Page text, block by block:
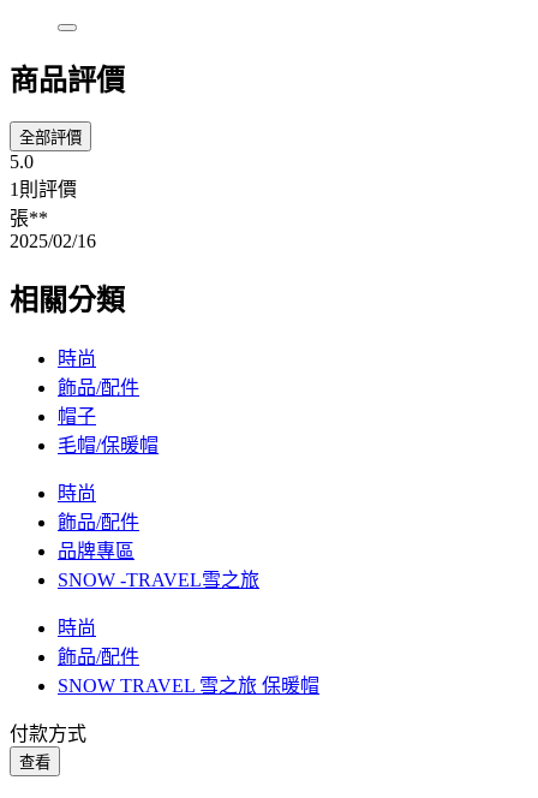
商品評價
全部評價
5.0
1則評價
張**
2025/02/16
相關分類
時尚
飾品/配件
帽子
毛帽/保暖帽
時尚
飾品/配件
品牌專區
SNOW -TRAVEL雪之旅
時尚
飾品/配件
SNOW TRAVEL 雪之旅 保暖帽
付款方式
查看